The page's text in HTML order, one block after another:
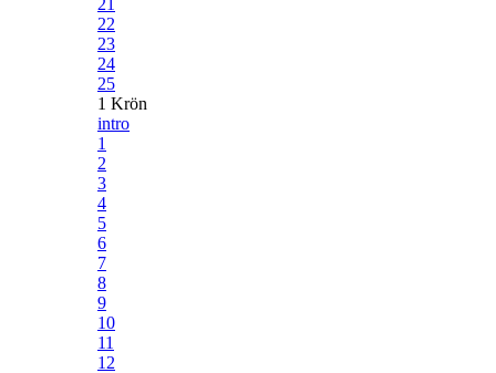
22
23
24
25
1 Krön
intro
1
2
3
4
5
6
7
8
9
10
11
12